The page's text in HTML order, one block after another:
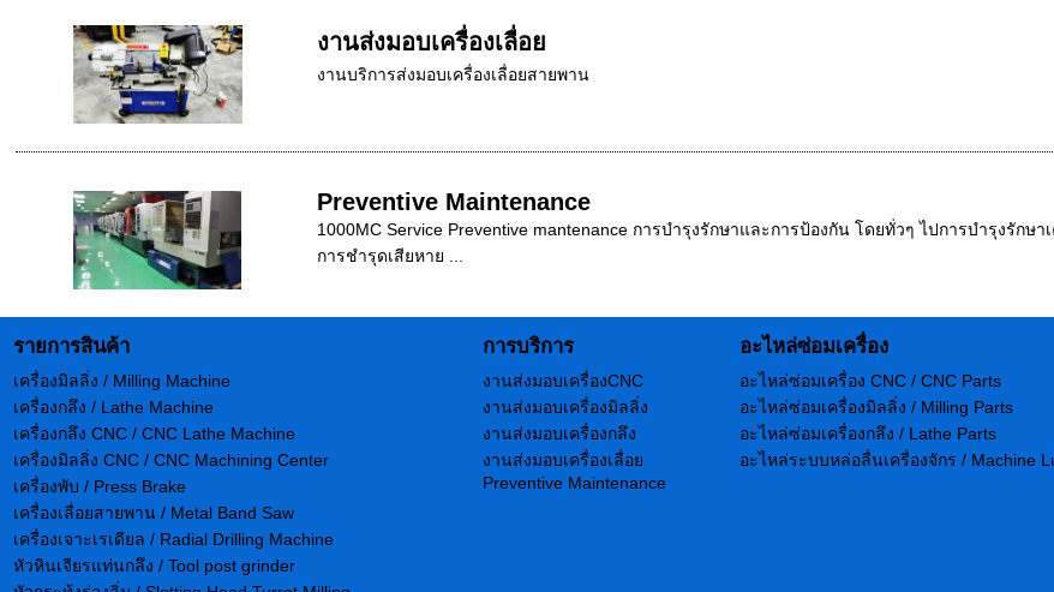
งานส่งมอบเครื่องเลื่อย
งานบริการส่งมอบเครื่องเลื่อยสายพาน
Preventive Maintenance
1000MC Service Preventive mantenance การบำรุงรักษาและการป้องกัน โดยทั่วๆ ไปการบำรุงรักษ
การชำรุดเสียหาย ...
รายการสินค้า
เครื่องมิลลิ่ง / Milling Machine
เครื่องกลึง / Lathe Machine
เครื่องกลึง CNC / CNC Lathe Machine
เครื่องมิลลิ่ง CNC / CNC Machining Center
เครื่องพับ / Press Brake
เครื่องเลื่อยสายพาน / Metal Band Saw
เครื่องเจาะเรเดียล / Radial Drilling Machine
หัวหินเจียรแท่นกลึง / Tool post grinder
การบริการ
งานส่งมอบเครื่องCNC
งานส่งมอบเครื่องมิลลิ่ง
งานส่งมอบเครื่องกลึง
งานส่งมอบเครื่องเลื่อย
Preventive Maintenance
อะไหล่ซ่อมเครื่อง
อะไหล่ซ่อมเครื่อง CNC / CNC Parts
อะไหล่ซ่อมเครื่องมิลลิ่ง / Milling Parts
อะไหล่ซ่อมเครื่องกลึง / Lathe Parts
อะไหล่ระบบหล่อลื่นเครื่องจักร / Machine